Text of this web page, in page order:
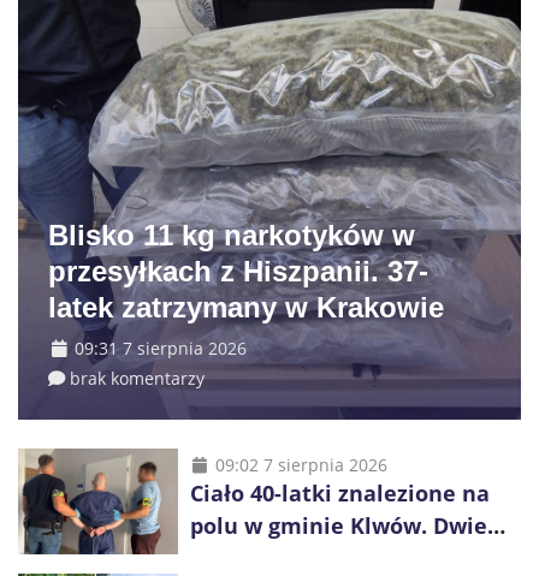
Blisko 11 kg narkotyków w
przesyłkach z Hiszpanii. 37-
latek zatrzymany w Krakowie
09:31 7 sierpnia 2026
brak komentarzy
09:02 7 sierpnia 2026
Ciało 40-latki znalezione na
polu w gminie Klwów. Dwie